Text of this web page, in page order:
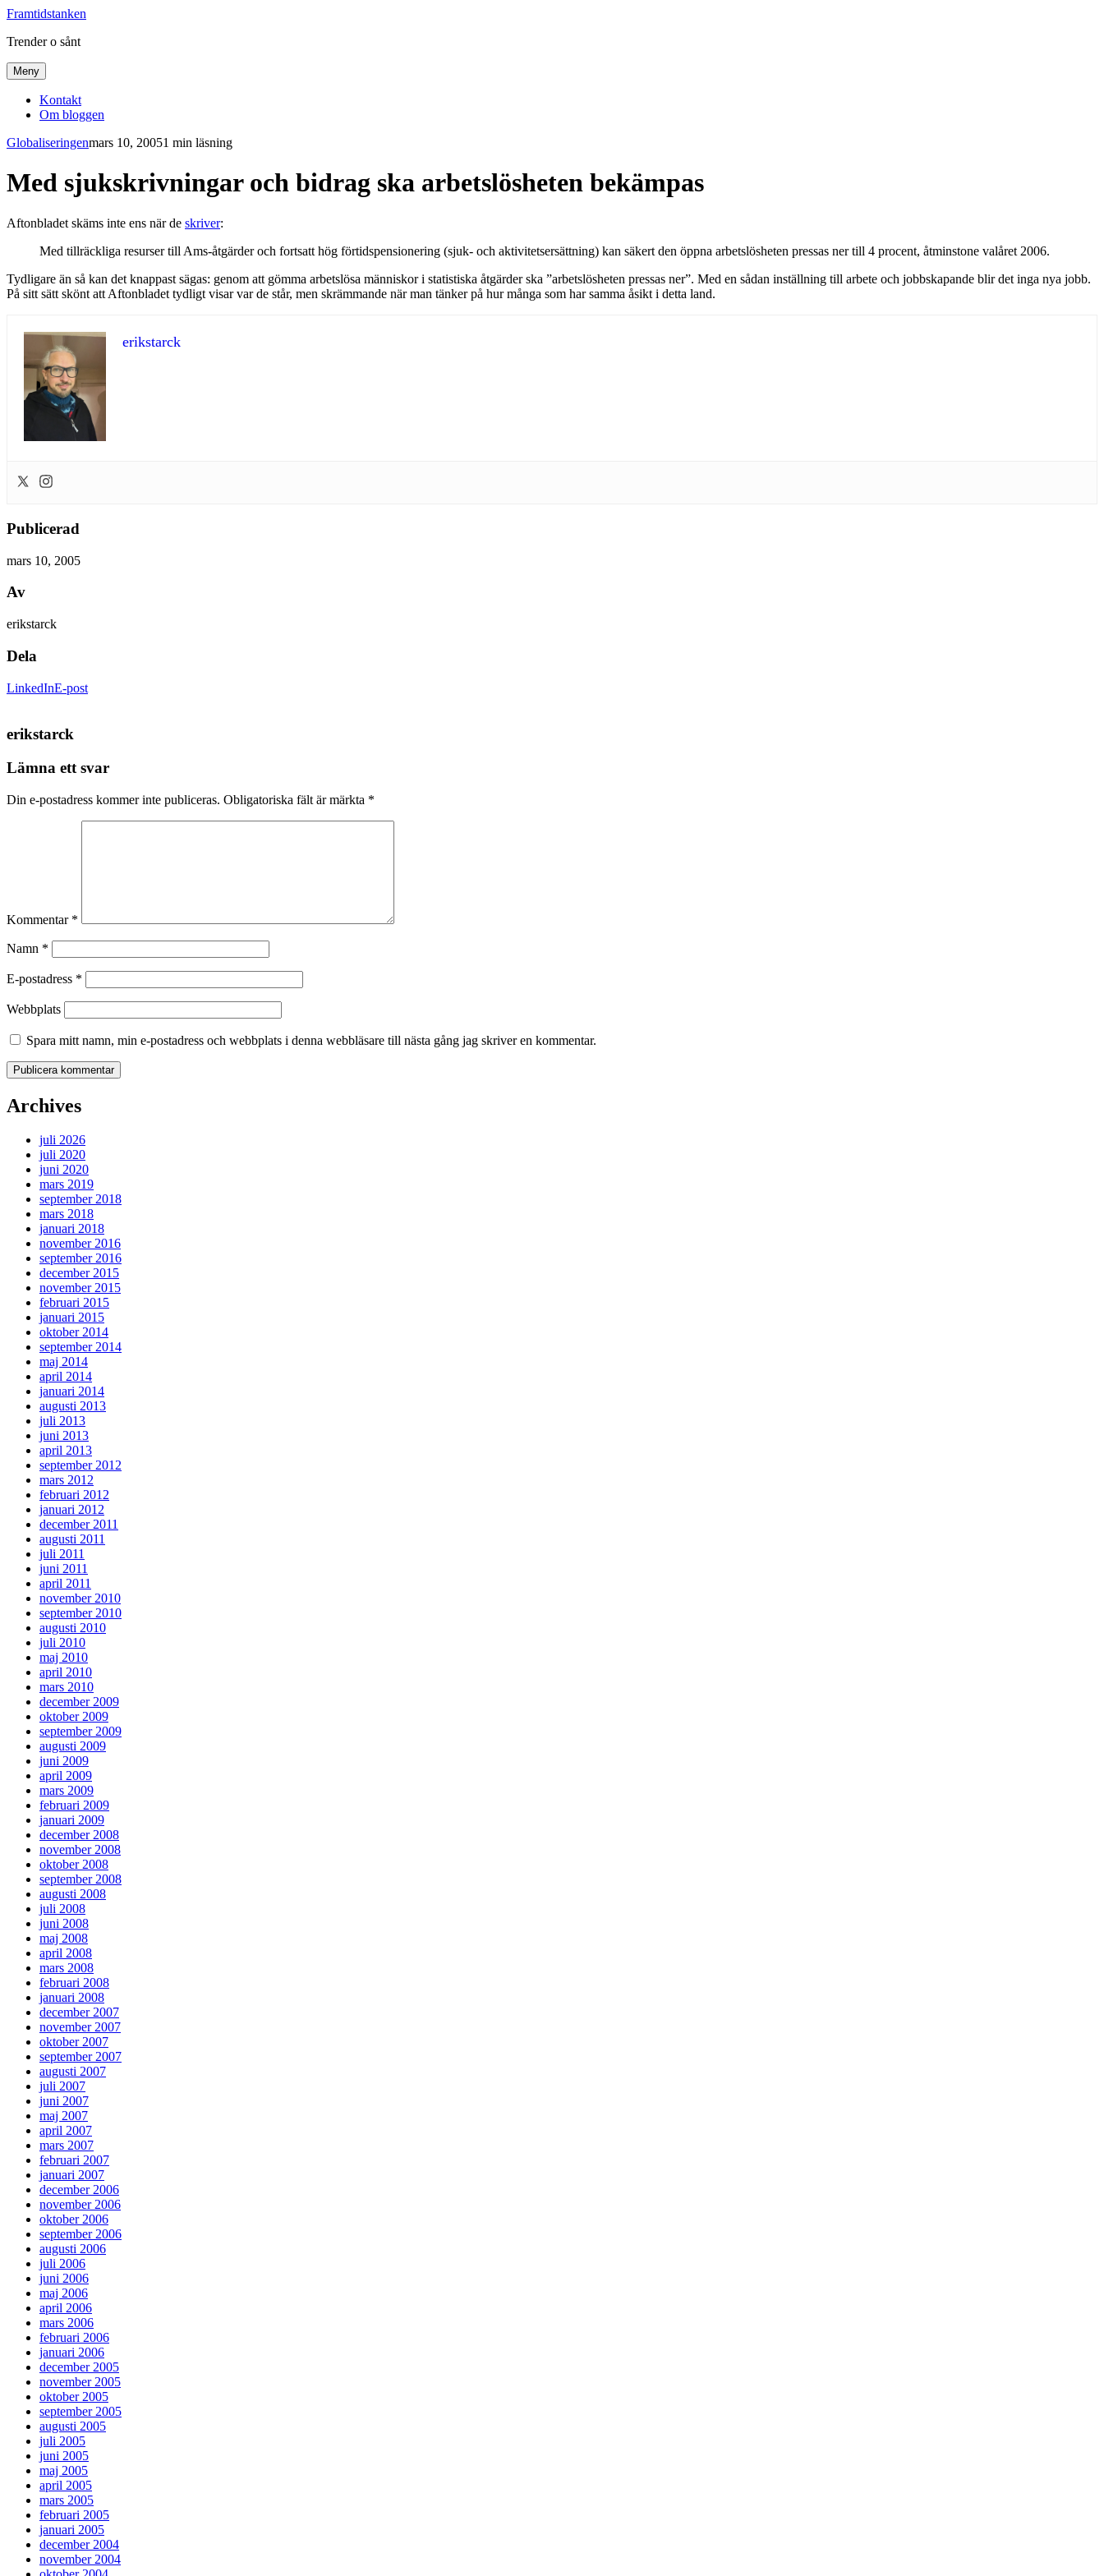
Framtidstanken
Trender o sånt
Meny
Kontakt
Om bloggen
Globaliseringenmars 10, 20051 min läsning
Med sjukskrivningar och bidrag ska arbetslösheten bekämpas
Aftonbladet skäms inte ens när de skriver:
Med tillräckliga resurser till Ams-åtgärder och fortsatt hög förtidspensionering (sjuk- och aktivitetsersättning) kan säkert den öppna arbetslösheten pressas ner till 4 procent, åtminstone valåret 2006.
Tydligare än så kan det knappast sägas: genom att gömma arbetslösa människor i statistiska åtgärder ska ”arbetslösheten pressas ner”. Med en sådan inställning till arbete och jobbskapande blir det inga nya jobb.
På sitt sätt skönt att Aftonbladet tydligt visar var de står, men skrämmande när man tänker på hur många som har samma åsikt i detta land.
erikstarck
Publicerad
mars 10, 2005
Av
erikstarck
Dela
LinkedInE-post
erikstarck
Lämna ett svar
Din e-postadress kommer inte publiceras. Obligatoriska fält är märkta *
Kommentar *
Namn *
E-postadress *
Webbplats
Spara mitt namn, min e-postadress och webbplats i denna webbläsare till nästa gång jag skriver en kommentar.
Archives
juli 2026
juli 2020
juni 2020
mars 2019
september 2018
mars 2018
januari 2018
november 2016
september 2016
december 2015
november 2015
februari 2015
januari 2015
oktober 2014
september 2014
maj 2014
april 2014
januari 2014
augusti 2013
juli 2013
juni 2013
april 2013
september 2012
mars 2012
februari 2012
januari 2012
december 2011
augusti 2011
juli 2011
juni 2011
april 2011
november 2010
september 2010
augusti 2010
juli 2010
maj 2010
april 2010
mars 2010
december 2009
oktober 2009
september 2009
augusti 2009
juni 2009
april 2009
mars 2009
februari 2009
januari 2009
december 2008
november 2008
oktober 2008
september 2008
augusti 2008
juli 2008
juni 2008
maj 2008
april 2008
mars 2008
februari 2008
januari 2008
december 2007
november 2007
oktober 2007
september 2007
augusti 2007
juli 2007
juni 2007
maj 2007
april 2007
mars 2007
februari 2007
januari 2007
december 2006
november 2006
oktober 2006
september 2006
augusti 2006
juli 2006
juni 2006
maj 2006
april 2006
mars 2006
februari 2006
januari 2006
december 2005
november 2005
oktober 2005
september 2005
augusti 2005
juli 2005
juni 2005
maj 2005
april 2005
mars 2005
februari 2005
januari 2005
december 2004
november 2004